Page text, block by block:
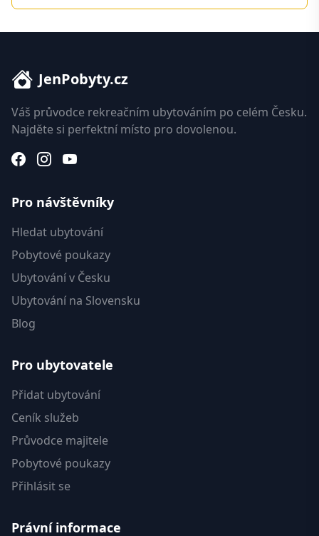
JenPobyty.cz
Váš průvodce rekreačním ubytováním po celém Česku.
Najděte si perfektní místo pro dovolenou.
Pro návštěvníky
Hledat ubytování
Pobytové poukazy
Ubytování v Česku
Ubytování na Slovensku
Blog
Pro ubytovatele
Přidat ubytování
Ceník služeb
Průvodce majitele
Pobytové poukazy
Přihlásit se
Právní informace